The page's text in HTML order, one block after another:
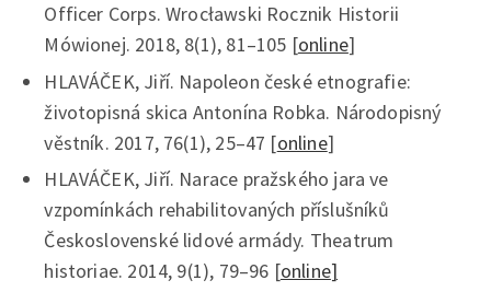
Officer Corps. Wrocławski Rocznik Historii
Mówionej. 2018, 8(1), 81–105 [online]
HLAVÁČEK, Jiří. Napoleon české etnografie:
životopisná skica Antonína Robka. Národopisný
věstník. 2017, 76(1), 25–47 [online]
HLAVÁČEK, Jiří. Narace pražského jara ve
vzpomínkách rehabilitovaných příslušníků
Československé lidové armády. Theatrum
historiae. 2014, 9(1), 79–96 [online]